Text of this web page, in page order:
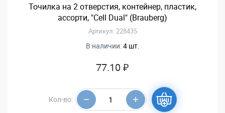
Точилка на 2 отверстия, контейнер, пластик,
ассорти, "Cell Dual" (Brauberg)
Артикул: 228435
В наличии:4 шт.
77.10 ₽
Кол-во: